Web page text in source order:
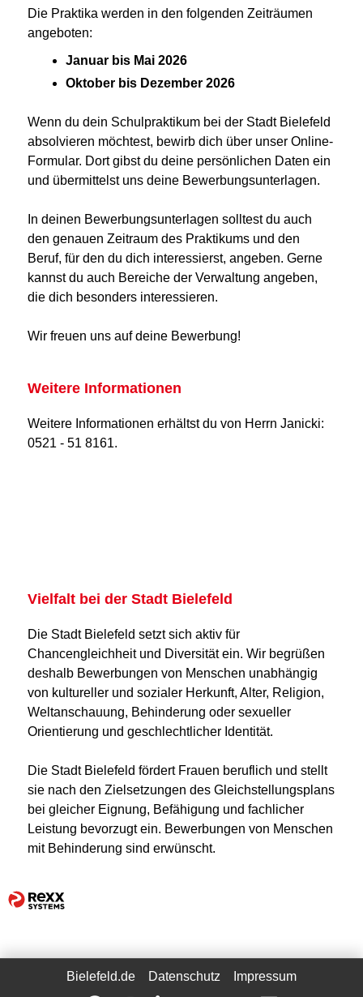
Die Praktika werden in den folgenden Zeiträumen
angeboten:
Januar bis Mai 2026
Oktober bis Dezember 2026
Wenn du dein Schulpraktikum bei der Stadt Bielefeld
absolvieren möchtest, bewirb dich über unser Online-
Formular. Dort gibst du deine persönlichen Daten ein
und übermittelst uns deine Bewerbungsunterlagen.
In deinen Bewerbungsunterlagen solltest du auch
den genauen Zeitraum des Praktikums und den
Beruf, für den du dich interessierst, angeben. Gerne
kannst du auch Bereiche der Verwaltung angeben,
die dich besonders interessieren.
Wir freuen uns auf deine Bewerbung!
Weitere Informationen
Weitere Informationen erhältst du von Herrn Janicki:
0521 - 51 8161.
Vielfalt bei der Stadt Bielefeld
Die Stadt Bielefeld setzt sich aktiv für
Chancengleichheit und Diversität ein. Wir begrüßen
deshalb Bewerbungen von Menschen unabhängig
von kultureller und sozialer Herkunft, Alter, Religion,
Weltanschauung, Behinderung oder sexueller
Orientierung und geschlechtlicher Identität.
Die Stadt Bielefeld fördert Frauen beruflich und stellt
sie nach den Zielsetzungen des Gleichstellungsplans
bei gleicher Eignung, Befähigung und fachlicher
Leistung bevorzugt ein. Bewerbungen von Menschen
mit Behinderung sind erwünscht.
Bielefeld.de Datenschutz Impressum